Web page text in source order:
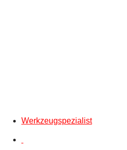
Werkzeugspezialist